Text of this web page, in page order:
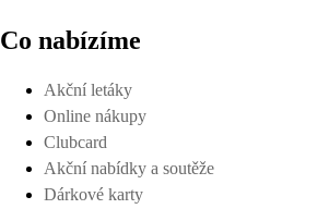
Co nabízíme
Akční letáky
Online nákupy
Clubcard
Akční nabídky a soutěže
Dárkové karty